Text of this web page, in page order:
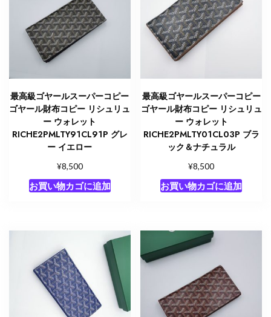
最高級ゴヤールスーパーコピー
ゴヤール財布コピー リシュリュ
ー ウォレット
RICHE2PMLTY91CL91P グレ
ー イエロー
¥8,500
お買い物カゴに追加
最高級ゴヤールスーパーコピー
ゴヤール財布コピー リシュリュ
ー ウォレット
RICHE2PMLTY01CL03P ブラ
ック＆ナチュラル
¥8,500
お買い物カゴに追加